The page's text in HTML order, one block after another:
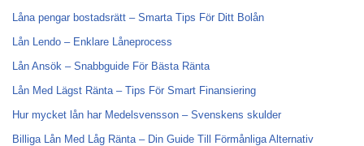
Låna pengar bostadsrätt – Smarta Tips För Ditt Bolån
Lån Lendo – Enklare Låneprocess
Lån Ansök – Snabbguide För Bästa Ränta
Lån Med Lägst Ränta – Tips För Smart Finansiering
Hur mycket lån har Medelsvensson – Svenskens skulder
Billiga Lån Med Låg Ränta – Din Guide Till Förmånliga Alternativ